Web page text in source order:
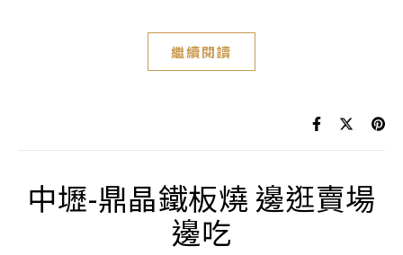
繼續閱讀
中壢-鼎晶鐵板燒 邊逛賣場
邊吃